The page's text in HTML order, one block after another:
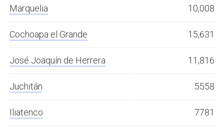
Marquelia 10,008
Cochoapa el Grande 15,631
José Joaquín de Herrera 11,816
Juchitán 5558
Iliatenco 7781